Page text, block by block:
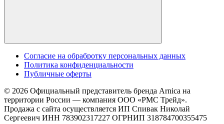
Cогласие на обрабротку персональных данных
Политика конфиденциальности
Публичные оферты
© 2026 Официальный представитель бренда Arnica на
территории России — компания OOO «РМС Трейд».
Продажа с сайта осуществляется ИП Спивак Николай
Сергеевич ИНН 783902317227 ОГРНИП 318784700355475